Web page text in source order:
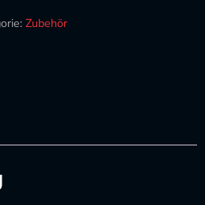
Zubehör